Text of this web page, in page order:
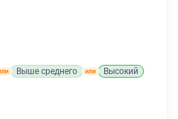
Выше среднего Высокий